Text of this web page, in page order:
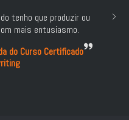
tenho que produzir ou
mais entusiasmo.
do Curso Certificado